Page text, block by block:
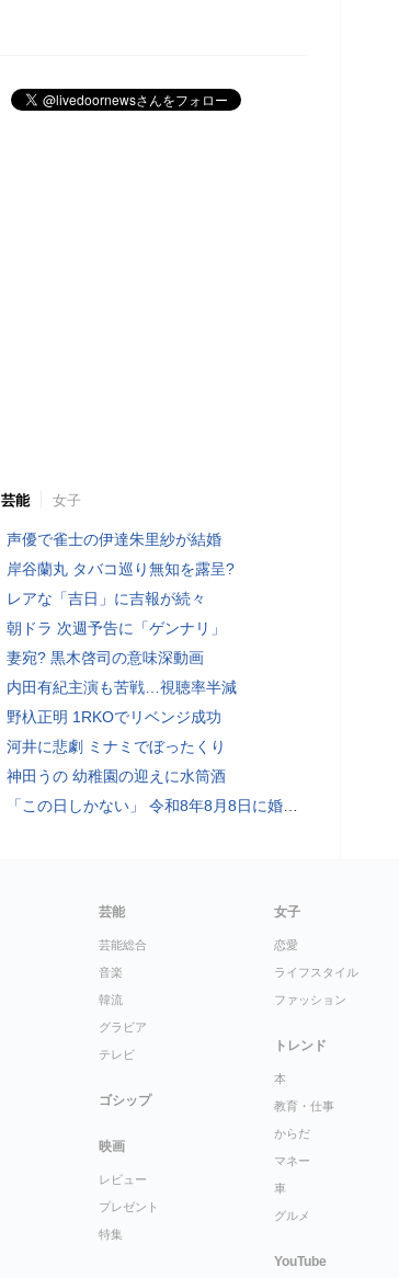
芸能 女子
声優で雀士の伊達朱里紗が結婚
岸谷蘭丸 タバコ巡り無知を露呈?
レアな「吉日」に吉報が続々
朝ドラ 次週予告に「ゲンナリ」
妻宛? 黒木啓司の意味深動画
内田有紀主演も苦戦…視聴率半減
野杁正明 1RKOでリベンジ成功
河井に悲劇 ミナミでぼったくり
神田うの 幼稚園の迎えに水筒酒
「この日しかない」 令和8年8月8日に婚姻届続々
芸能
芸能総合
音楽
韓流
グラビア
テレビ
ゴシップ
映画
レビュー
プレゼント
特集
女子
恋愛
ライフスタイル
ファッション
トレンド
本
教育・仕事
からだ
マネー
車
グルメ
YouTube